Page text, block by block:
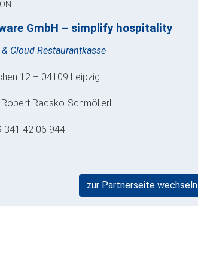
GmbH – simplify hospitality
Cloud Restaurantkasse
12 – 04109 Leipzig
Robert Racsko-Schmöllerl
341 42 06 944
zur Partnerseite wechseln